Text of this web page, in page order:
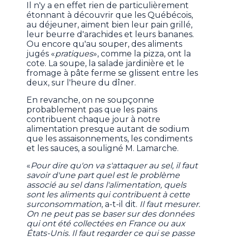
Il n'y a en effet rien de particulièrement
étonnant à découvrir que les Québécois,
au déjeuner, aiment bien leur pain grillé,
leur beurre d'arachides et leurs bananes.
Ou encore qu'au souper, des aliments
jugés «pratiques», comme la pizza, ont la
cote. La soupe, la salade jardinière et le
fromage à pâte ferme se glissent entre les
deux, sur l'heure du dîner.
En revanche, on ne soupçonne
probablement pas que les pains
contribuent chaque jour à notre
alimentation presque autant de sodium
que les assaisonnements, les condiments
et les sauces, a souligné M. Lamarche.
«Pour dire qu'on va s'attaquer au sel, il faut
savoir d'une part quel est le problème
associé au sel dans l'alimentation, quels
sont les aliments qui contribuent à cette
surconsommation, a-t-il dit. Il faut mesurer.
On ne peut pas se baser sur des données
qui ont été collectées en France ou aux
États-Unis. Il faut regarder ce qui se passe